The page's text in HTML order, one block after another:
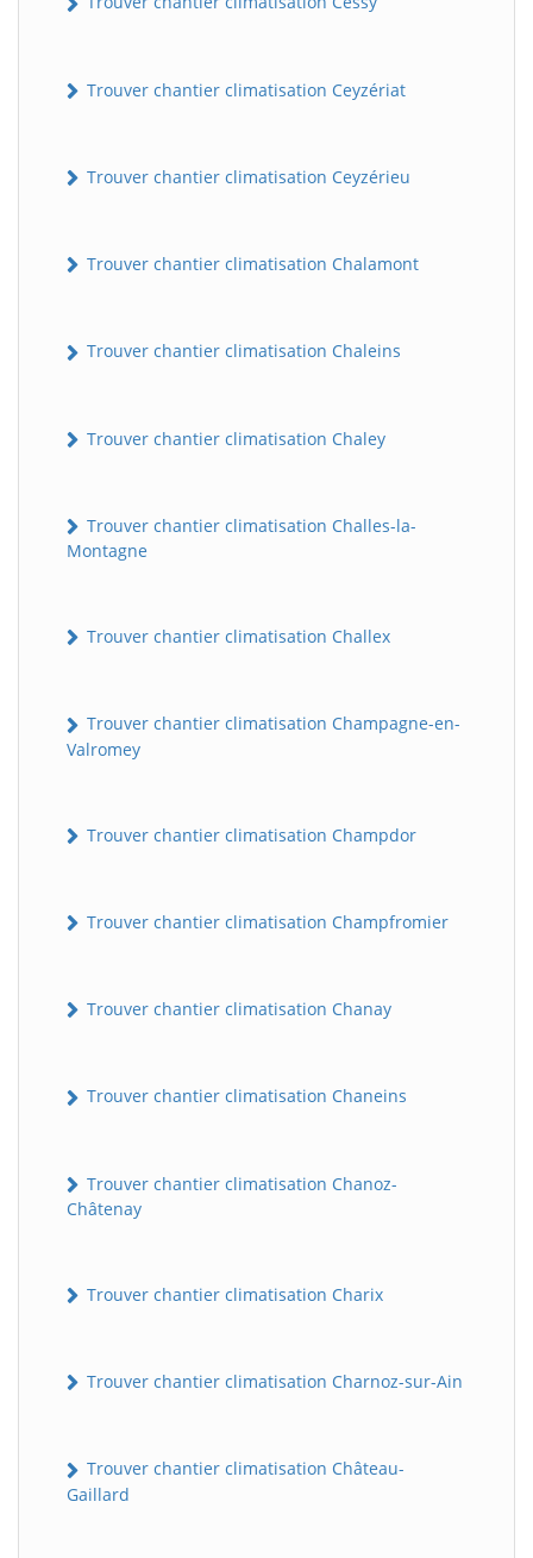
Trouver chantier climatisation Ceyzériat
Trouver chantier climatisation Ceyzérieu
Trouver chantier climatisation Chalamont
Trouver chantier climatisation Chaleins
Trouver chantier climatisation Chaley
Trouver chantier climatisation Challes-la-
Montagne
Trouver chantier climatisation Challex
Trouver chantier climatisation Champagne-en-
Valromey
Trouver chantier climatisation Champdor
Trouver chantier climatisation Champfromier
Trouver chantier climatisation Chanay
Trouver chantier climatisation Chaneins
Trouver chantier climatisation Chanoz-
Châtenay
Trouver chantier climatisation Charix
Trouver chantier climatisation Charnoz-sur-Ain
Trouver chantier climatisation Château-
Gaillard